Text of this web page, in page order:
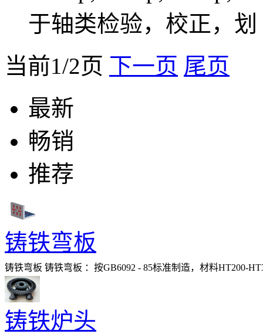
于轴类检验，校正，划
当前1/2页 下一页 尾页
最新
畅销
推荐
铸铁弯板
铸铁弯板 铸铁弯板 ：按GB6092 - 85标准制造，材料HT200-
弯板：用于检验工件的90°角，维修设备
铸铁炉头